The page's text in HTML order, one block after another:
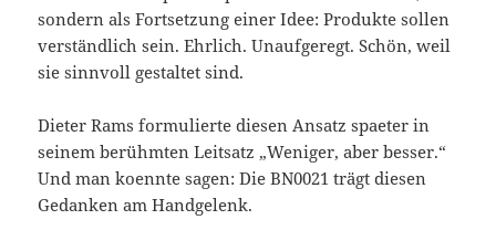
sondern als Fortsetzung einer Idee: Produkte sollen
verständlich sein. Ehrlich. Unaufgeregt. Schön, weil
sie sinnvoll gestaltet sind.
Dieter Rams formulierte diesen Ansatz spaeter in
seinem berühmten Leitsatz „Weniger, aber besser.“
Und man koennte sagen: Die BN0021 trägt diesen
Gedanken am Handgelenk.